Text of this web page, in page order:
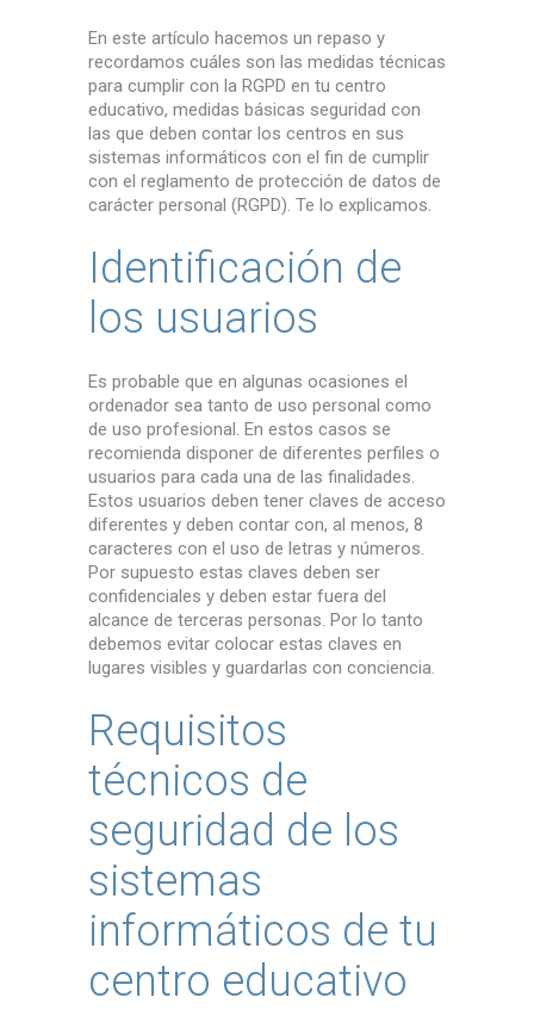
En este artículo hacemos un repaso y
recordamos cuáles son las medidas técnicas
para cumplir con la RGPD en tu centro
educativo, medidas básicas seguridad con
las que deben contar los centros en sus
sistemas informáticos con el fin de cumplir
con el reglamento de protección de datos de
carácter personal (RGPD). Te lo explicamos.
Identificación de
los usuarios
Es probable que en algunas ocasiones el
ordenador sea tanto de uso personal como
de uso profesional. En estos casos se
recomienda disponer de diferentes perfiles o
usuarios para cada una de las finalidades.
Estos usuarios deben tener claves de acceso
diferentes y deben contar con, al menos, 8
caracteres con el uso de letras y números.
Por supuesto estas claves deben ser
confidenciales y deben estar fuera del
alcance de terceras personas. Por lo tanto
debemos evitar colocar estas claves en
lugares visibles y guardarlas con conciencia.
Requisitos
técnicos de
seguridad de los
sistemas
informáticos de tu
centro educativo